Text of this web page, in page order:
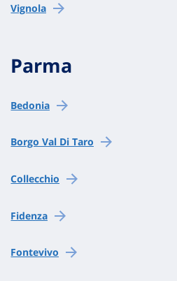
Vignola
Parma
Bedonia
Borgo Val Di Taro
Collecchio
Fidenza
Fontevivo